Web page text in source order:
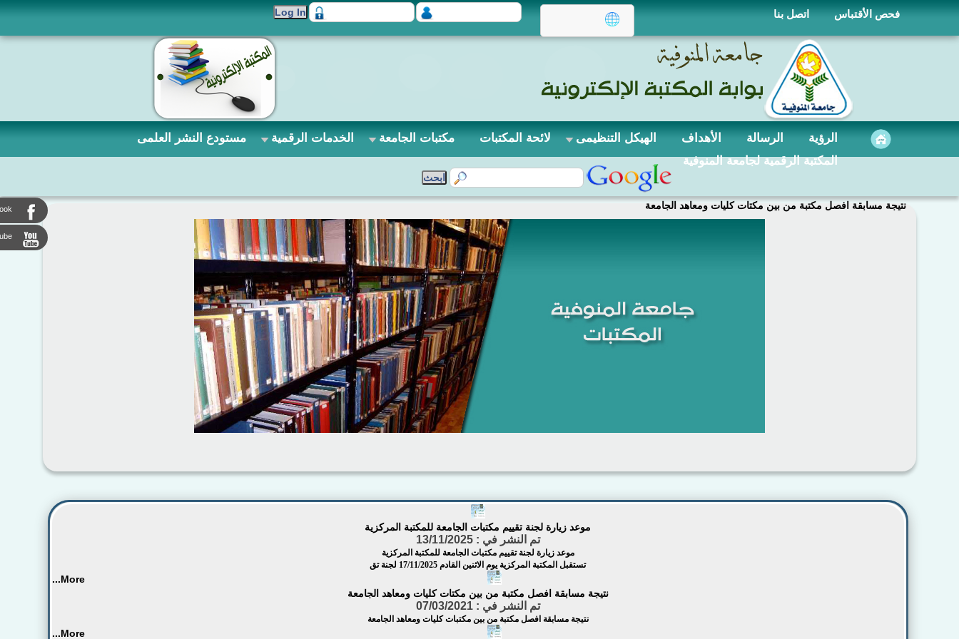
فحص الأقتباس اتصل بنا
الرؤية الرسالة الأهداف الهيكل التنظيمى لائحة المكتبات مكتبات الجامعة الخدمات الرقمية
مستودع النشر العلمى
المكتبة الرقمية لجامعة المنوفية
نتيجة مسابقة افصل مكتبة من بين مكتات كليات ومعاهد الجامعة
موعد زيارة لجنة تقييم مكتبات الجامعة للمكتبة المركزية
تم النشر في : 13/11/2025
موعد زيارة لجنة تقييم مكتبات الجامعة للمكتبة المركزية
تستقبل المكتبة المركزية يوم الاثنين القادم 17/11/2025 لجنة تق
More...
نتيجة مسابقة افصل مكتبة من بين مكتات كليات ومعاهد الجامعة
تم النشر في : 07/03/2021
نتيجة مسابقة افصل مكتبة من بين مكتبات كليات ومعاهد الجامعة
More...